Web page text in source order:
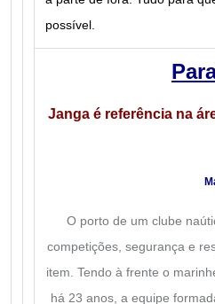
possível.
Janga é referência na
O porto de um clube
competições, segurança e
item. Tendo à frente o
há 23 anos, a equipe